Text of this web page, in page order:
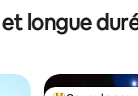
longue